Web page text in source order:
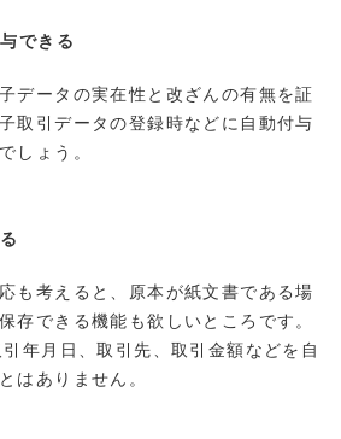
できる
データの実在性と改ざんの有無を証
取引データの登録時などに自動付与
しょう。
も考えると、原本が紙文書である場
存できる機能も欲しいところです。
年月日、取引先、取引金額などを自
はありません。